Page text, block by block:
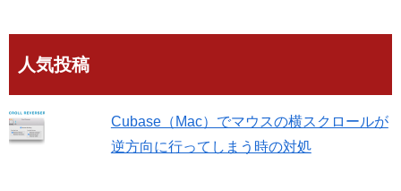
人気投稿
Cubase（Mac）でマウスの横スクロールが
逆方向に行ってしまう時の対処